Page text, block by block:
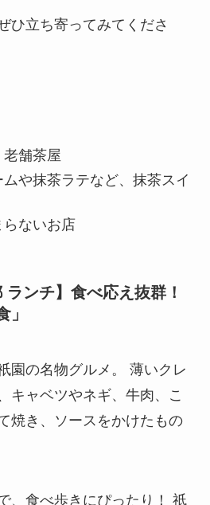
ひ立ち寄ってみてくださ
舗茶屋
や抹茶ラテなど、抹茶スイ
ないお店
ンチ】食べ応え抜群！
」
園の名物グルメ。 薄いクレ
キャベツやネギ、牛肉、こ
焼き、ソースをかけたもの
、食べ歩きにぴったり！ 祇